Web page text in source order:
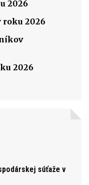
2026
roku 2026
2026
súťaže v